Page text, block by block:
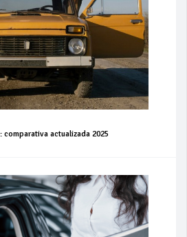
actualizada 2025